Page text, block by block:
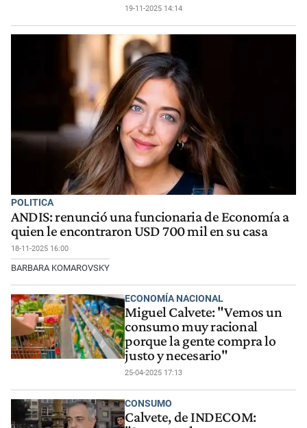
19-11-2025 14:14
POLITICA
ANDIS: renunció una funcionaria de Economía a
quien le encontraron USD 700 mil en su casa
18-11-2025 16:00
BARBARA KOMAROVSKY
ECONOMÍA NACIONAL
Miguel Calvete: "Vemos un
consumo muy racional
porque la gente compra lo
justo y necesario"
25-04-2025 17:13
CONSUMO
Calvete, de INDECOM: